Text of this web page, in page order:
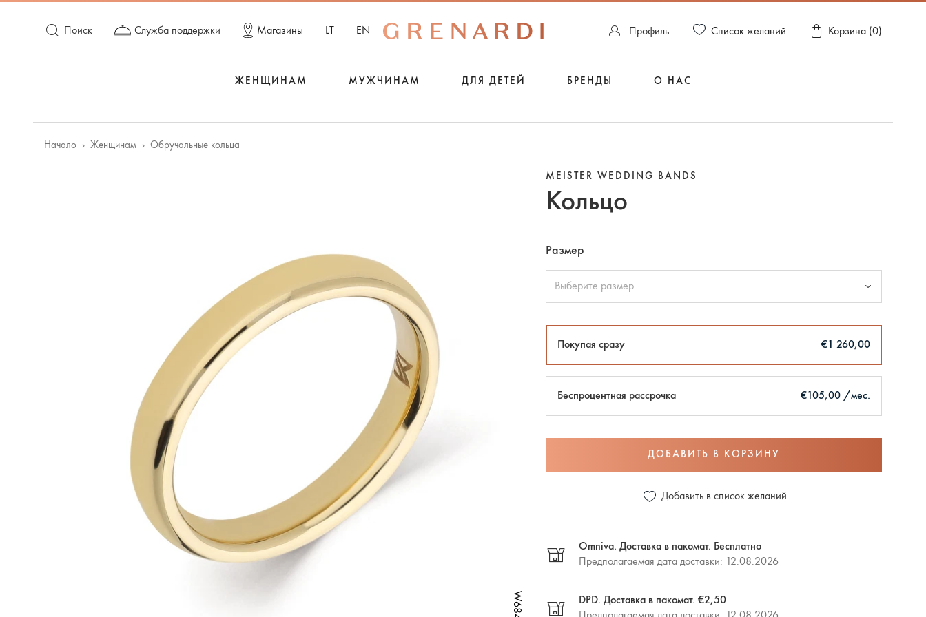
Пpофиль Список желаний Корзина (0)
Поиск Служба поддержки Магазины LT EN
ЖЕНЩИНАМ МУЖЧИНАМ ДЛЯ ДЕТЕЙ БРЕНДЫ О НАС
Начало Женщинам Oбручальные кольца
MEISTER WEDDING BANDS
Кольцо
Размер
Выберите размер
Покупая сразу €1 260,00
Беспроцентная рассрочка €105,00 /мес.
ДОБАВИТЬ В КОРЗИНУ
Добавить в список желаний
Omniva. Доставка в пакомат. Бесплатно
Предполагаемая дата доставки: 12.08.2026
DPD. Доставка в пакомат. €2,50